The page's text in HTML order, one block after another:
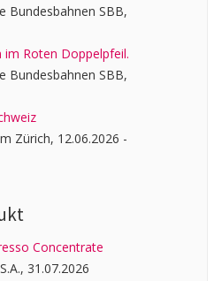
Bundesbahnen SBB,
im Roten Doppelpfeil.
Bundesbahnen SBB,
Zürich, 12.06.2026 -
Concentrate
31.07.2026